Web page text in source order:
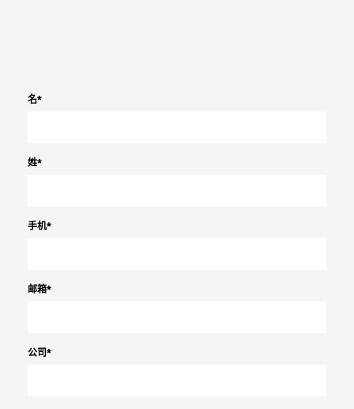
名*
姓*
手机*
邮箱*
公司*